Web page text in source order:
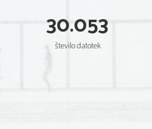
30.053
število datotek